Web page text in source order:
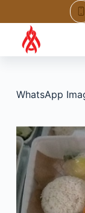
to
content
WhatsApp